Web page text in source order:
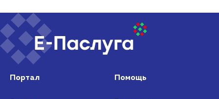
Портал Помощь